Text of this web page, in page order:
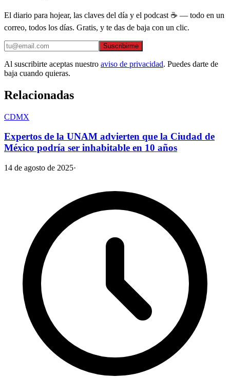
El diario para hojear, las claves del día y el podcast ☕ — todo en un
correo, todos los días. Gratis, y te das de baja con un clic.
Suscribirme
Al suscribirte aceptas nuestro aviso de privacidad. Puedes darte de
baja cuando quieras.
Relacionadas
CDMX
Expertos de la UNAM advierten que la Ciudad de
México podría ser inhabitable en 10 años
14 de agosto de 2025·